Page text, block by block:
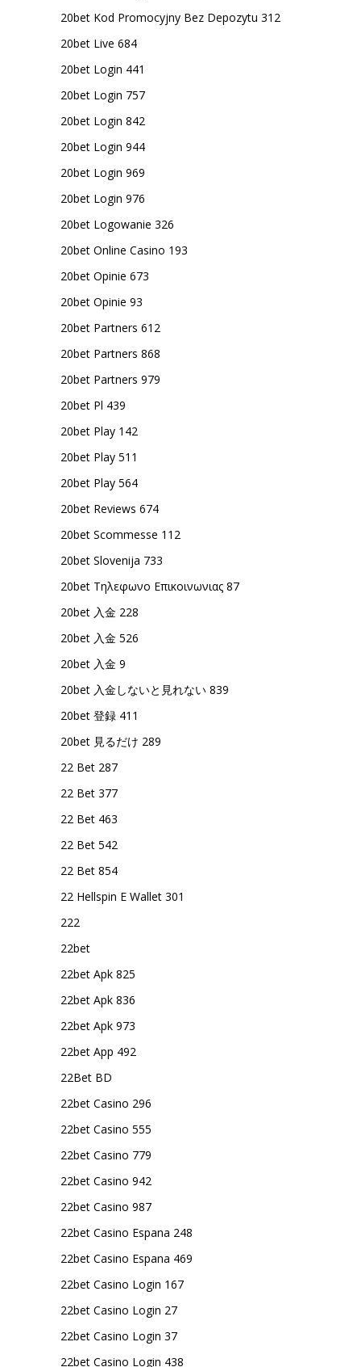
20bet Kod Promocyjny Bez Depozytu 312
20bet Live 684
20bet Login 441
20bet Login 757
20bet Login 842
20bet Login 944
20bet Login 969
20bet Login 976
20bet Logowanie 326
20bet Online Casino 193
20bet Opinie 673
20bet Opinie 93
20bet Partners 612
20bet Partners 868
20bet Partners 979
20bet Pl 439
20bet Play 142
20bet Play 511
20bet Play 564
20bet Reviews 674
20bet Scommesse 112
20bet Slovenija 733
20bet Τηλεφωνο Επικοινωνιας 87
20bet 入金 228
20bet 入金 526
20bet 入金 9
20bet 入金しないと見れない 839
20bet 登録 411
20bet 見るだけ 289
22 Bet 287
22 Bet 377
22 Bet 463
22 Bet 542
22 Bet 854
22 Hellspin E Wallet 301
222
22bet
22bet Apk 825
22bet Apk 836
22bet Apk 973
22bet App 492
22Bet BD
22bet Casino 296
22bet Casino 555
22bet Casino 779
22bet Casino 942
22bet Casino 987
22bet Casino Espana 248
22bet Casino Espana 469
22bet Casino Login 167
22bet Casino Login 27
22bet Casino Login 37
22bet Casino Login 438